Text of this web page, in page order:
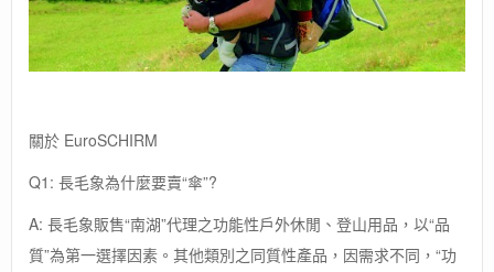
關於 EuroSCHIRM
Q1: 長毛象為什麼要賣“傘”?
A: 長毛象販售“南湖”代理之功能性戶外休閒、登山用品，以“品
質”為第一選擇因素。其他類別之同質性產品，因需求不同，“功